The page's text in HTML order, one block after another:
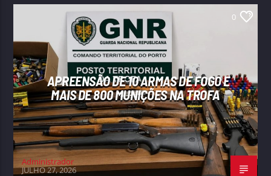
0
APREENSÃO DE 10 ARMAS DE FOGO E
MAIS DE 800 MUNIÇÕES NA TROFA
Administrador
JULHO 27, 2026